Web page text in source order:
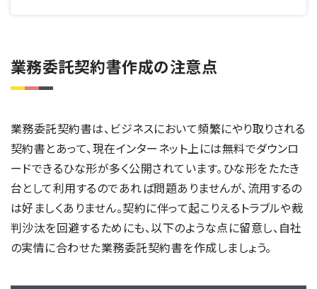
業務委託契約書作成の注意点
業務委託契約書は、ビジネスにおいて頻繁にやり取りされる
契約書とあって、現在インターネット上には無料でダウンロ
ードできるひな形が多く公開されています。ひな形をたたき
台として利用するのであれば問題ありませんが、流用するの
は好ましくありません。契約に伴って起こりえるトラブルや裁
判沙汰を回避するためにも、以下のような点に留意し、自社
の実情に合わせた業務委託契約書を作成しましょう。